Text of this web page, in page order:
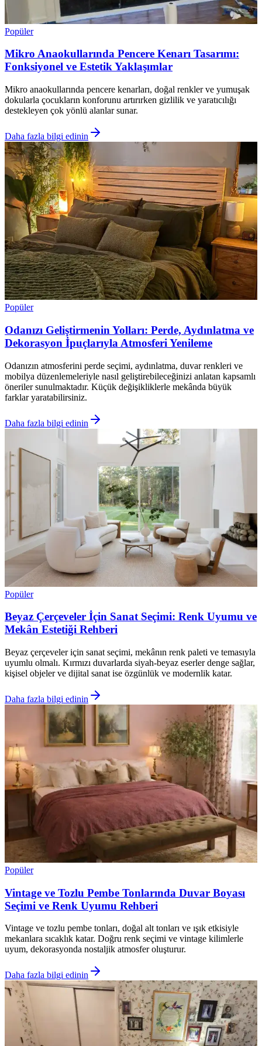
Popüler
Mikro Anaokullarında Pencere Kenarı Tasarımı:
Fonksiyonel ve Estetik Yaklaşımlar
Mikro anaokullarında pencere kenarları, doğal renkler ve yumuşak
dokularla çocukların konforunu artırırken gizlilik ve yaratıcılığı
destekleyen çok yönlü alanlar sunar.
Daha fazla bilgi edinin
Popüler
Odanızı Geliştirmenin Yolları: Perde, Aydınlatma ve
Dekorasyon İpuçlarıyla Atmosferi Yenileme
Odanızın atmosferini perde seçimi, aydınlatma, duvar renkleri ve
mobilya düzenlemeleriyle nasıl geliştirebileceğinizi anlatan kapsamlı
öneriler sunulmaktadır. Küçük değişikliklerle mekânda büyük
farklar yaratabilirsiniz.
Daha fazla bilgi edinin
Popüler
Beyaz Çerçeveler İçin Sanat Seçimi: Renk Uyumu ve
Mekân Estetiği Rehberi
Beyaz çerçeveler için sanat seçimi, mekânın renk paleti ve temasıyla
uyumlu olmalı. Kırmızı duvarlarda siyah-beyaz eserler denge sağlar,
kişisel objeler ve dijital sanat ise özgünlük ve modernlik katar.
Daha fazla bilgi edinin
Popüler
Vintage ve Tozlu Pembe Tonlarında Duvar Boyası
Seçimi ve Renk Uyumu Rehberi
Vintage ve tozlu pembe tonları, doğal alt tonları ve ışık etkisiyle
mekanlara sıcaklık katar. Doğru renk seçimi ve vintage kilimlerle
uyum, dekorasyonda nostaljik atmosfer oluşturur.
Daha fazla bilgi edinin